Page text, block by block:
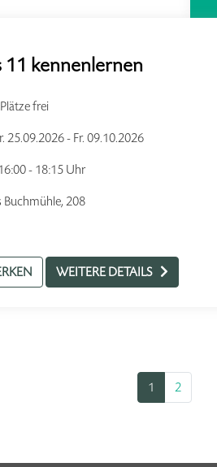
kennenlernen
frei
25.09.2026 - Fr. 09.10.2026
- 18:15 Uhr
Buchmühle, 208
WEITERE DETAILS
1 2